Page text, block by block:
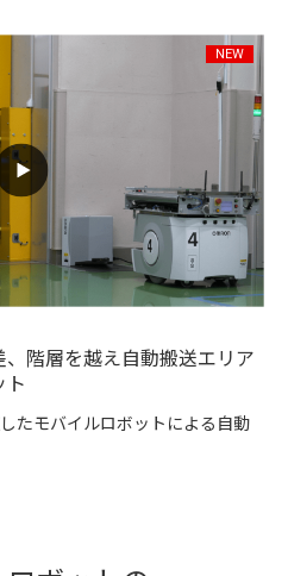
階層を越え自動搬送エリア
ト
たモバイルロボットによる自動